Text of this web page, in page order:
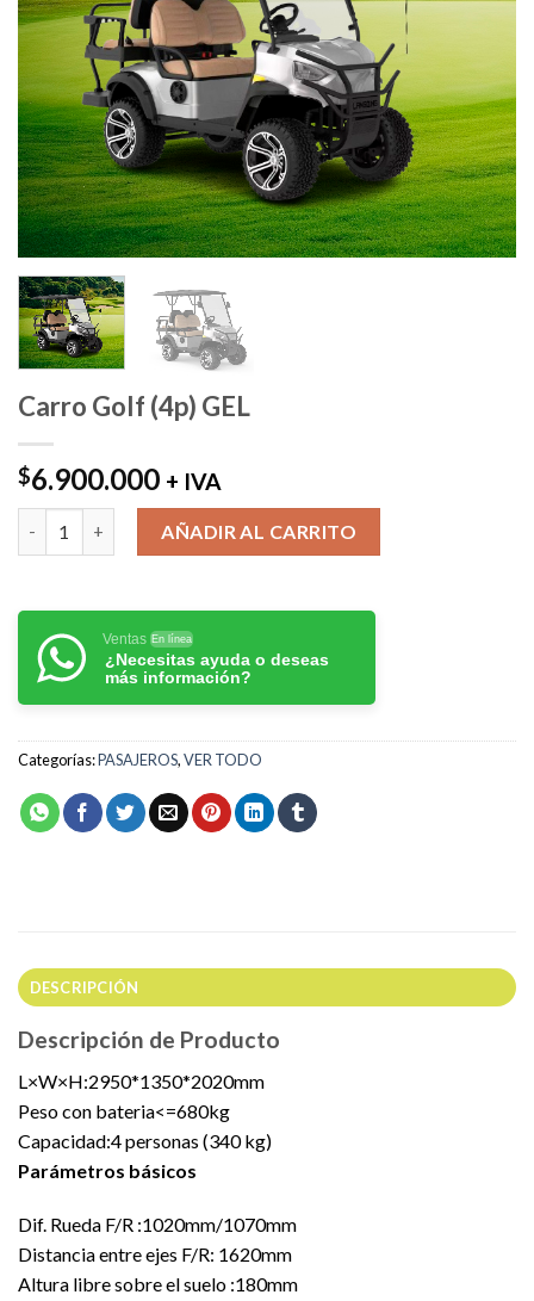
Carro Golf (4p) GEL
$6.900.000 + IVA
Carro Golf (4p) GEL cantidadAÑADIR AL CARRITO
Ventas En línea
¿Necesitas ayuda o deseas
más información?
Categorías:PASAJEROS,VER TODO
DESCRIPCIÓN
Descripción de Producto
L×W×H:2950*1350*2020mm
Peso con bateria<=680kg
Capacidad:4 personas (340 kg)
Parámetros básicos
Dif. Rueda F/R :1020mm/1070mm
Distancia entre ejes F/R: 1620mm
Altura libre sobre el suelo :180mm